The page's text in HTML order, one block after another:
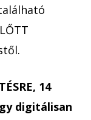
14
digitálisan